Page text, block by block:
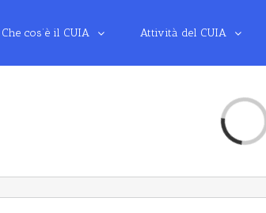
Che cos’è il CUIA Attività del CUIA
Loading...